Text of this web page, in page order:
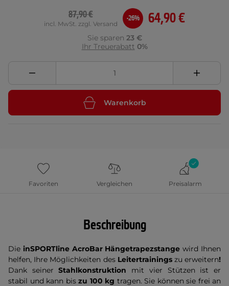
64,90 €
87,90 €
incl. MwSt. zzgl. Versand
-26%
Sie sparen 23 €
Ihr Treuerabatt 0%
Warenkorb
Favoriten Vergleichen Preisalarm
Beschreibung
Die inSPORTline AcroBar Hängetrapezstangewird Ihnen
helfen, Ihre Möglichkeiten desLeitertrainings zu erweitern!
Dank seinerStahlkonstruktion mit vier Stützen ist er
stabil und kann bis zu 100 kg tragen. Sie können sie frei an